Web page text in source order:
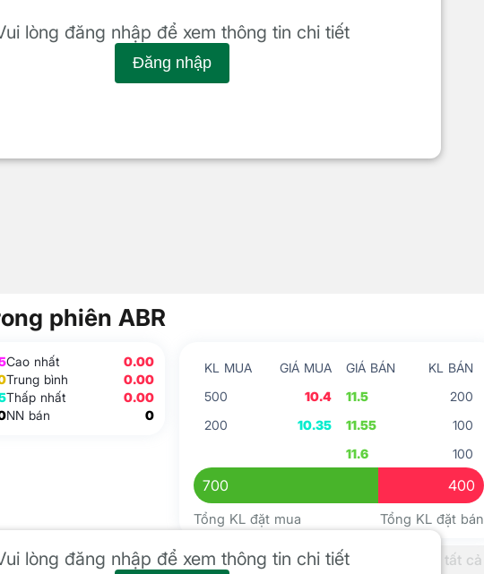
lòng đăng nhập để xem thông tin chi tiết
Đăng nhập
phiên ABR
Cao nhất
0.00
Trung bình
0.00
Thấp nhất
0.00
NN bán
0
KL MUA GIÁ MUA GIÁ BÁN
KL BÁN
500
10.4 11.5
200
200
10.35 11.55
100
11.6
100
700 400
Tổng KL đặt mua Tổng KL đặt bán
Xem tất cả
lòng đăng nhập để xem thông tin chi tiết